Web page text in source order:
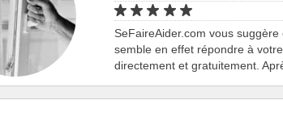
SeFaireAider.com vous
semble en effet répondre à
directement et gratuitement.